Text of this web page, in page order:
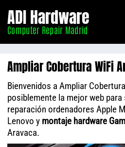
Madrid
ADI Hardware
Computer Repair Madrid
Ampliar Cobertura WiFi
Bienvenidos a Ampliar
posiblemente la mejor web
reparación ordenadores Apple
Lenovo y montaje hardware
Aravaca.